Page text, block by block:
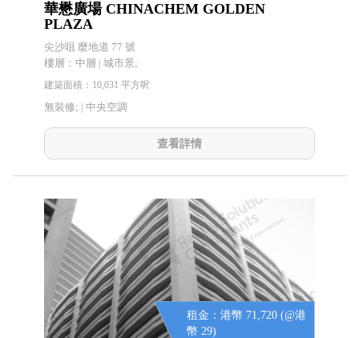
華懋廣場 CHINACHEM GOLDEN
PLAZA
尖沙咀 麼地道 77 號
樓層：中層 | 城市景;
建築面積：10,031 平方呎
無裝修; | 中央空調
查看詳情
租金：港幣 71,720 (@港
幣 29)